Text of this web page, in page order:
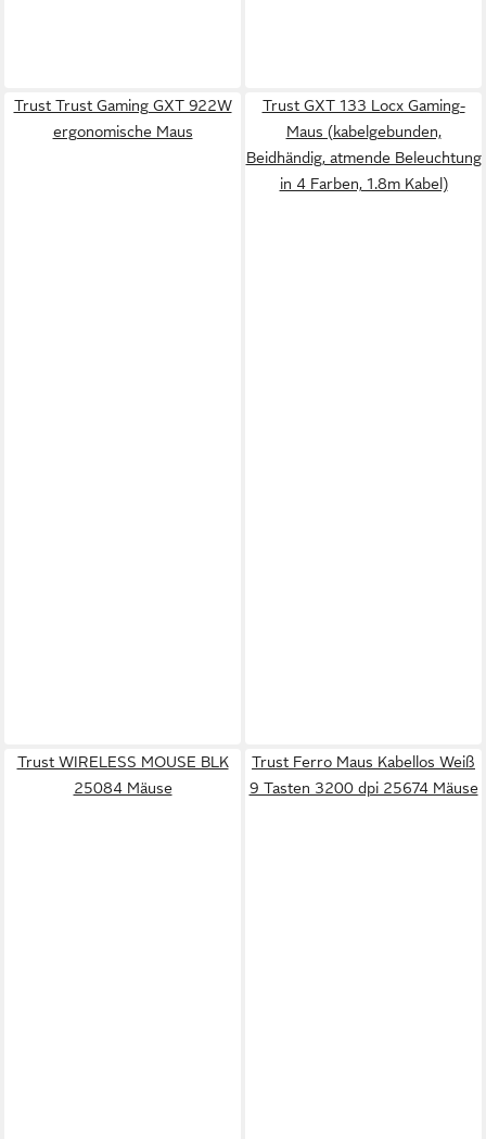
Trust Trust Gaming GXT 922W
ergonomische Maus
Trust GXT 133 Locx Gaming-
Maus (kabelgebunden,
Beidhändig, atmende Beleuchtung
in 4 Farben, 1.8m Kabel)
Trust WIRELESS MOUSE BLK
25084 Mäuse
Trust Ferro Maus Kabellos Weiß
9 Tasten 3200 dpi 25674 Mäuse